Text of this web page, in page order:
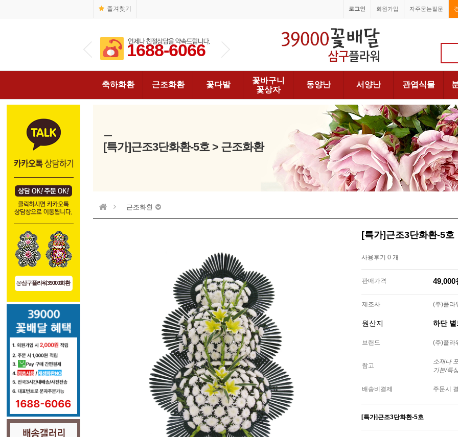
즐겨찾기 자주묻는질문
회원가입
로그인
1688-6066 1688-6066 1688-6066
축하화환 근조화환 꽃다발
꽃바구니
꽃상자
동양난 서양난 관엽식물
@삼구플라워39000화환
[특가]근조3단화환-5호 > 근조화환
근조화환
[특가]근조3단화환-5호
사용후기 0 개
판매가격 49,000
제조사 (주)플라
원산지 하단
브랜드 (주)플라
참고
소재나
기본/특
배송비결제 주문시
[특가]근조3단화환-5호